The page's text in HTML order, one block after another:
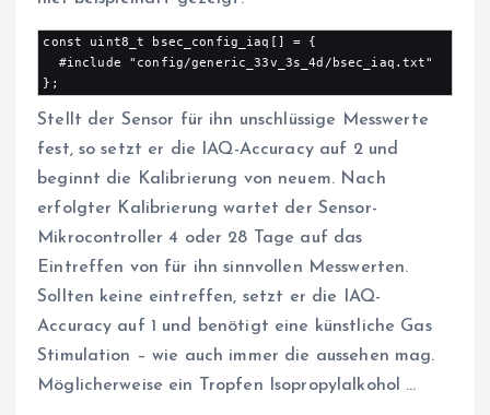
const uint8_t bsec_config_iaq[] = {
  #include "config/generic_33v_3s_4d/bsec_iaq.txt"
};
Stellt der Sensor für ihn unschlüssige Messwerte
fest, so setzt er die IAQ-Accuracy auf 2 und
beginnt die Kalibrierung von neuem. Nach
erfolgter Kalibrierung wartet der Sensor-
Mikrocontroller 4 oder 28 Tage auf das
Eintreffen von für ihn sinnvollen Messwerten.
Sollten keine eintreffen, setzt er die IAQ-
Accuracy auf 1 und benötigt eine künstliche Gas
Stimulation – wie auch immer die aussehen mag.
Möglicherweise ein Tropfen Isopropylalkohol …